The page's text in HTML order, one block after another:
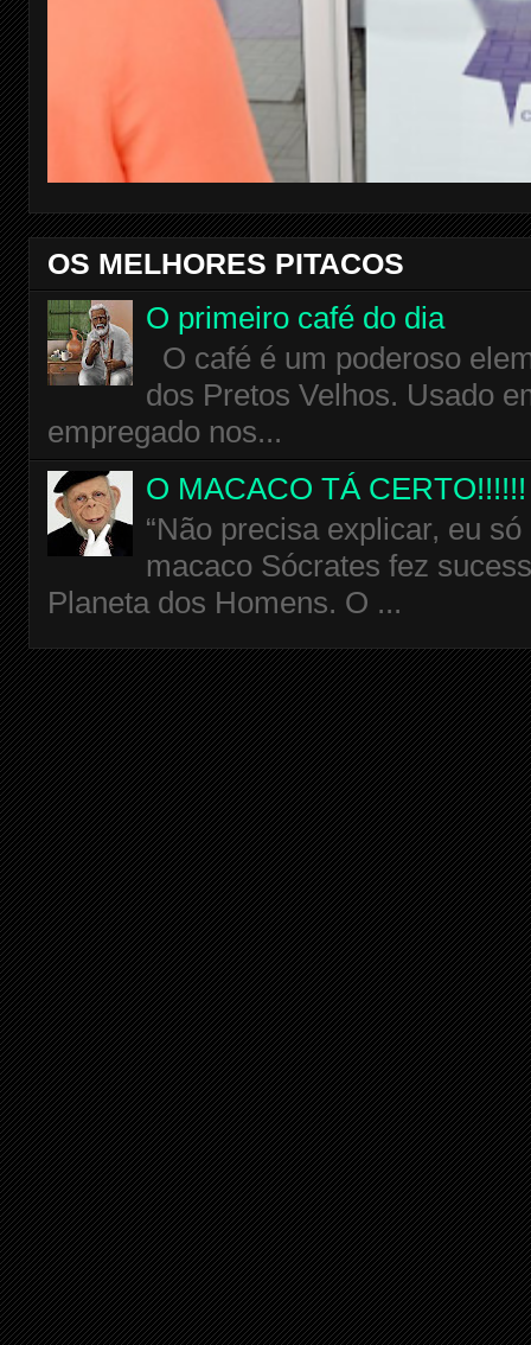
OS MELHORES PITACOS
O primeiro café do dia
O café é um poderoso
dos Pretos Velhos. Usado
empregado nos...
O MACACO TÁ CERTO!!!!!!
“Não precisa explicar, eu
macaco Sócrates fez
Planeta dos Homens. O ...